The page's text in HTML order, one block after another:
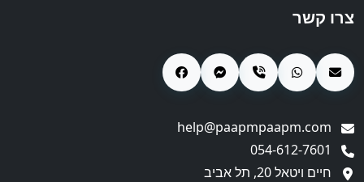
צרו קשר
חיים ויטאל 20, תל אביב